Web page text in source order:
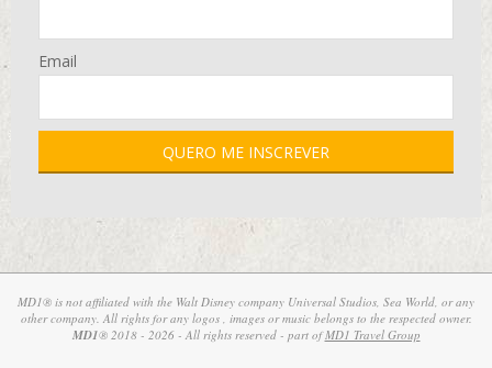
Email
MD1® is not affiliated with the Walt Disney company Universal Studios, Sea World, or any
other company. All rights for any logos , images or music belongs to the respected owner.
MD1® 2018 - 2026 - All rights reserved - part ofMD1 Travel Group